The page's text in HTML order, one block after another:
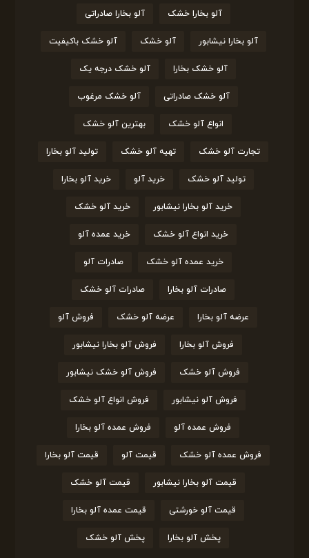
آلو بخارا خشک آلو بخارا صادراتی
آلو بخارا نیشابور آلو خشک آلو خشک باکیفیت
آلو خشک بخارا آلو خشک درجه یک
آلو خشک صادراتی آلو خشک مرغوب
انواع آلو خشک بهترین آلو خشک
تجارت آلو خشک تهیه آلو خشک تولید آلو بخارا
تولید آلو خشک خرید آلو خرید آلو بخارا
خرید آلو بخارا نیشابور خرید آلو خشک
خرید انواع آلو خشک خرید عمده آلو
خرید عمده آلو خشک صادرات آلو
صادرات آلو بخارا صادرات آلو خشک
عرضه آلو بخارا عرضه آلو خشک فروش آلو
فروش آلو بخارا فروش آلو بخارا نیشابور
فروش آلو خشک فروش آلو خشک نیشابور
فروش آلو نیشابور فروش انواع آلو خشک
فروش عمده آلو فروش عمده آلو بخارا
فروش عمده آلو خشک قیمت آلو قیمت آلو بخارا
قیمت آلو بخارا نیشابور قیمت آلو خشک
قیمت آلو خورشتی قیمت عمده آلو بخارا
پخش آلو بخارا پخش آلو خشک